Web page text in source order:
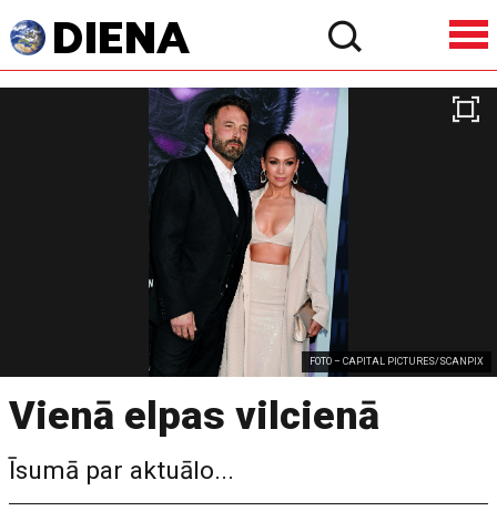
FOTO – CAPITAL PICTURES/SCANPIX
Vienā elpas vilcienā
Īsumā par aktuālo...